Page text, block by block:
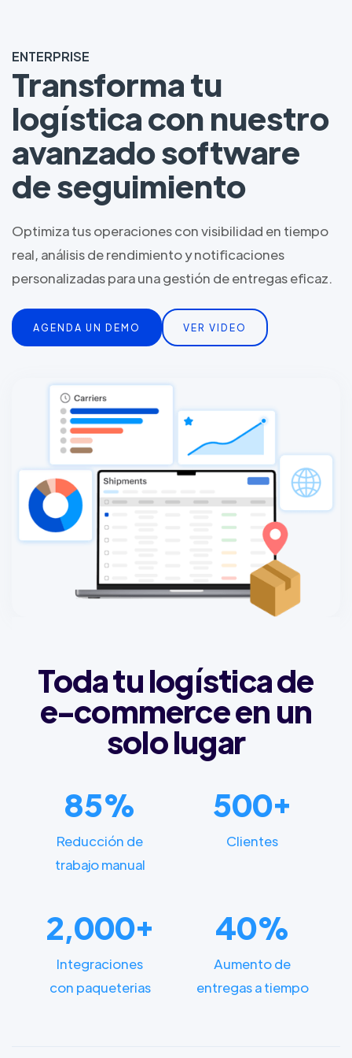
ENTERPRISE
Transforma tu
logística con nuestro
avanzado software
de seguimiento
Optimiza tus operaciones con visibilidad en tiempo
real, análisis de rendimiento y notificaciones
personalizadas para una gestión de entregas eficaz.
AGENDA UN DEMO VER VIDEO
Toda tu logística de
e-commerce en un
solo lugar
85%
Reducción de
trabajo manual
500+
Clientes
2,000+
Integraciones
con paqueterias
40%
Aumento de
entregas a tiempo